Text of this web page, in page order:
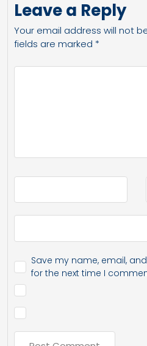
Leave a Reply
Your email address will not
fields are marked *
Save my name, email,
for the next time I